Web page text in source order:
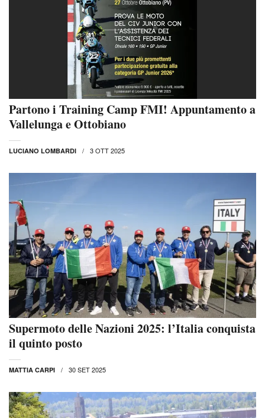
Partono i Training Camp FMI! Appuntamento a
Vallelunga e Ottobiano
LUCIANO LOMBARDI 3 OTT 2025
Supermoto delle Nazioni 2025: l’Italia conquista
il quinto posto
MATTIA CARPI 30 SET 2025